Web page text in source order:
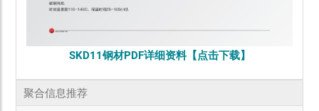
SKD11钢材PDF详细资料【点击下载】
聚合信息推荐